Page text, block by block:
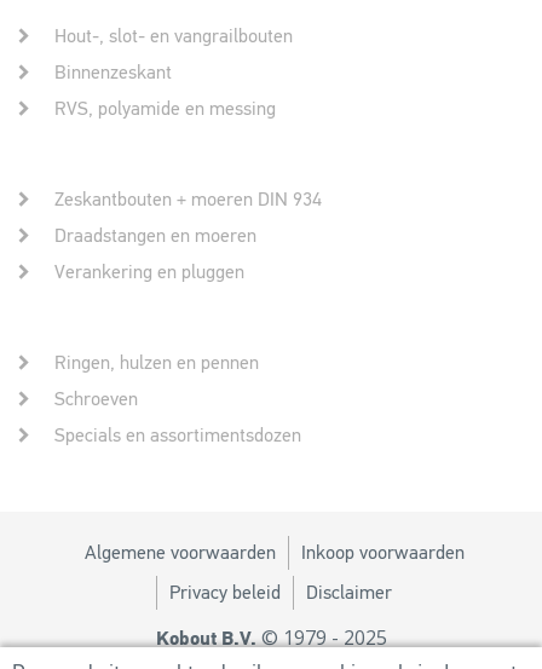
Hout-, slot- en vangrailbouten
Binnenzeskant
RVS, polyamide en messing
Zeskantbouten + moeren DIN 934
Draadstangen en moeren
Verankering en pluggen
Ringen, hulzen en pennen
Schroeven
Specials en assortimentsdozen
Algemene voorwaarden Inkoop voorwaarden
Privacy beleid Disclaimer
Kobout B.V.© 1979 - 2025